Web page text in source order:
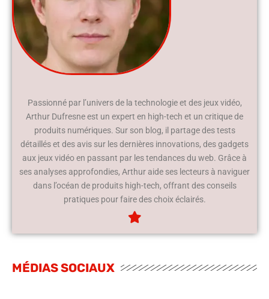
Passionné par l’univers de la technologie et des jeux vidéo,
Arthur Dufresne est un expert en high-tech et un critique de
produits numériques. Sur son blog, il partage des tests
détaillés et des avis sur les dernières innovations, des gadgets
aux jeux vidéo en passant par les tendances du web. Grâce à
ses analyses approfondies, Arthur aide ses lecteurs à naviguer
dans l’océan de produits high-tech, offrant des conseils
pratiques pour faire des choix éclairés.
MÉDIAS SOCIAUX